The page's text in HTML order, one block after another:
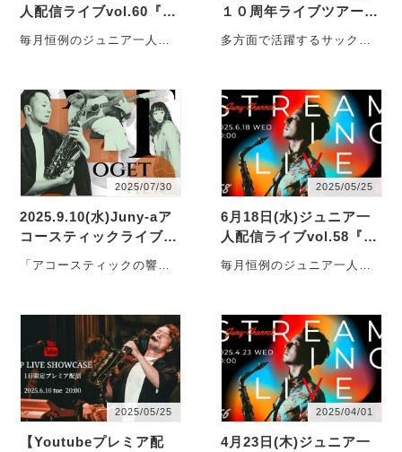
人配信ライブvol.60『
やっと涼しくなってきた
けど、サックスは熱いで
毎月恒例のジュニア一人配
vol.60『 ・・・
１０周年ライブツアー開
催決定！
多方面で活躍するサックス
年。「mo・・・
2025/07/30
2025.9.10(水)Juny-aア
コースティックライブ-A
coustic Together
「アコースティックの響
ター、パーカッショ
2025/05/25
6月18日(水)ジュニア一
人配信ライブvol.58『 R
OAD to HOPE直前！！
新曲Dream Togetherや
毎月恒例のジュニア一人配
vol.56『 ・・・
2025/05/25
【Youtubeプレミア配
2025/04/01
4月23日(木)ジュニア一